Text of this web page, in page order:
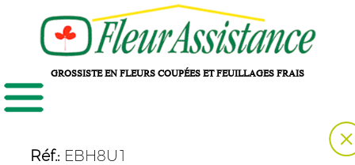
GROSSISTE EN FLEURS COUPÉES ET FEUILLAGES FRAIS
Réf.: EBH8U1